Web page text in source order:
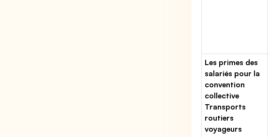
Les primes des
salariés pour la
convention
collective
Transports
routiers
voyageurs